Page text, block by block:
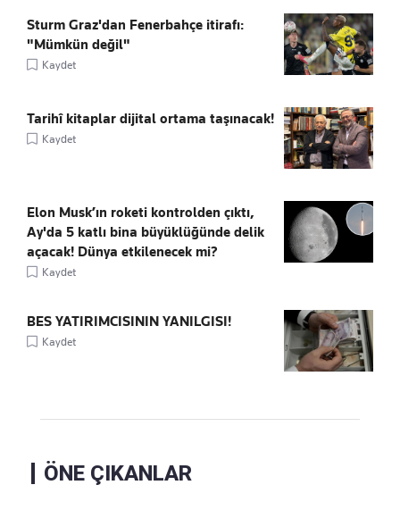
Sturm Graz'dan Fenerbahçe itirafı:
"Mümkün değil"
Kaydet
Tarihî kitaplar dijital ortama taşınacak!
Kaydet
Elon Musk’ın roketi kontrolden çıktı,
Ay'da 5 katlı bina büyüklüğünde delik
açacak! Dünya etkilenecek mi?
Kaydet
BES YATIRIMCISININ YANILGISI!
Kaydet
ÖNE ÇIKANLAR